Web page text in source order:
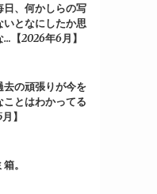
日、何かしらの写
いとなにしたか思
【2026年6月】
去の頑張りが今を
ことはわかってる
】
。